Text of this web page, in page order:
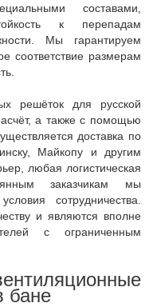
составами,
к перепадам
Мы гарантируем
соответствие размерам
решёток для русской
а также с помощью
доставка по
Майкопу и другим
любая логистическая
заказчикам мы
сотрудничества.
и являются вполне
с ограниченным
бане